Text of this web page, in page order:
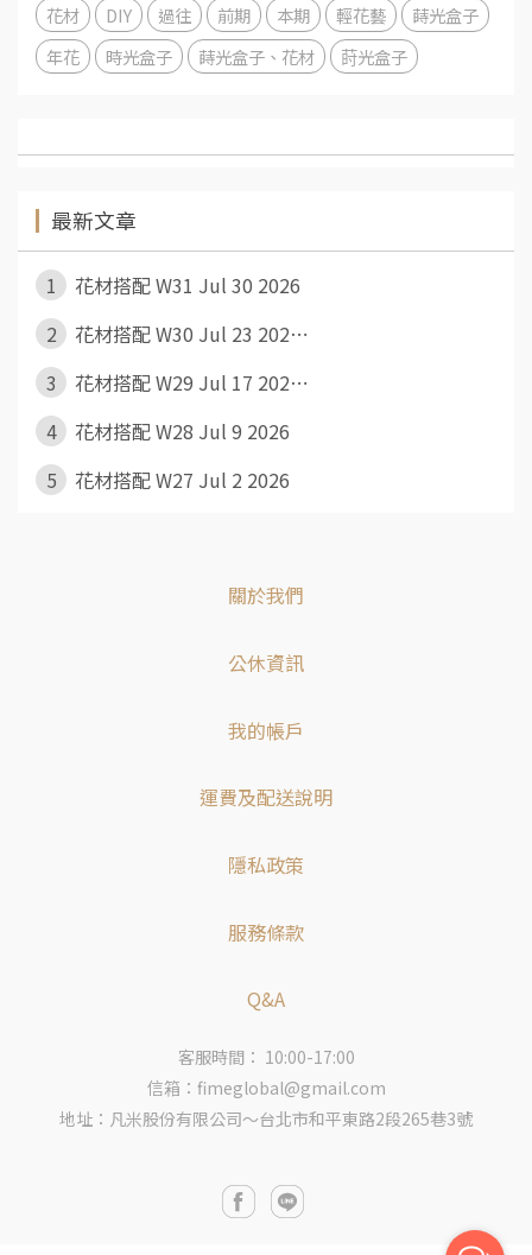
花材 DIY 過往 前期 本期 輕花藝
蒔光盒子
年花
時光盒子 蒔光盒子、花材 莳光盒子
最新文章
1
花材搭配 W31 Jul 30 2026
2
花材搭配 W30 Jul 23 202⋯
3
花材搭配 W29 Jul 17 202⋯
4
花材搭配 W28 Jul 9 2026
5
花材搭配 W27 Jul 2 2026
關於我們
公休資訊
我的帳戶
運費及配送說明
隱私政策
服務條款
Q&A
客服時間： 10:00-17:00
信箱：fimeglobal@gmail.com
地址：凡米股份有限公司～台北市和平東路2段265巷3號